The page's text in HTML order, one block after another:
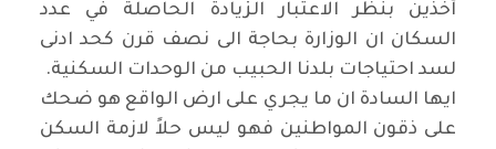
آخذين بنظر الاعتبار الزيادة الحاصلة في عدد
السكان ان الوزارة بحاجة الى نصف قرن كحد ادنى
لسد احتياجات بلدنا الحبيب من الوحدات السكنية.
ايها السادة ان ما يجري على ارض الواقع هو ضحك
على ذقون المواطنين فهو ليس حلاً لازمة السكن